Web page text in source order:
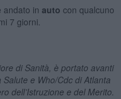
andato in auto con qualcuno
7 giorni.
di Sanità, è portato avanti
e Who/Cdc di Atlanta
dell’Istruzione e del Merito.